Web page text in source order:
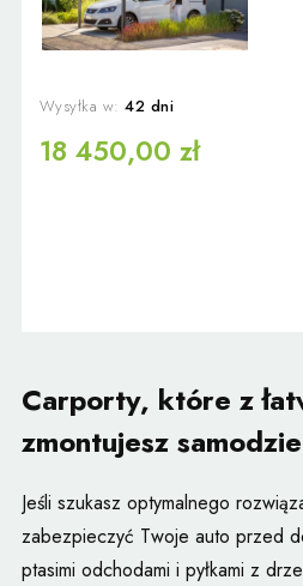
Wysyłka w: 42 dni
18 450,00 zł
Carporty, które z
zmontujesz
Jeśli szukasz optymalnego
zabezpieczyć Twoje auto przed
ptasimi odchodami i pyłkami z